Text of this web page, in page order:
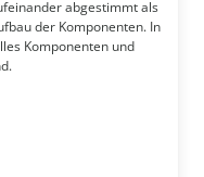
abgestimmt als
der Komponenten. In
Komponenten und